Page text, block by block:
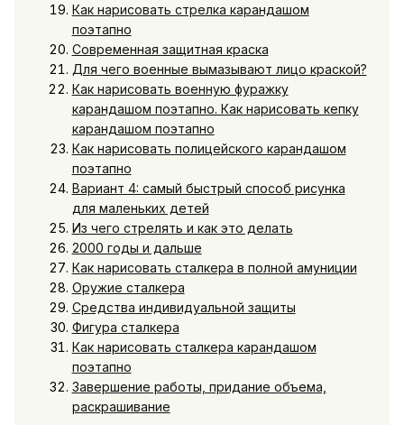
Как нарисовать стрелка карандашом
поэтапно
Современная защитная краска
Для чего военные вымазывают лицо краской?
Как нарисовать военную фуражку
карандашом поэтапно. Как нарисовать кепку
карандашом поэтапно
Как нарисовать полицейского карандашом
поэтапно
Вариант 4: самый быстрый способ рисунка
для маленьких детей
Из чего стрелять и как это делать
2000 годы и дальше
Как нарисовать сталкера в полной амуниции
Оружие сталкера
Средства индивидуальной защиты
Фигура сталкера
Как нарисовать сталкера карандашом
поэтапно
Завершение работы, придание объема,
раскрашивание